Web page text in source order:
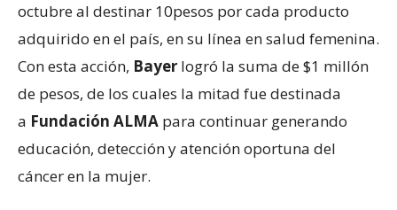
octubre al destinar 10pesos por cada producto
adquirido en el país, en su línea en salud femenina.
Con esta acción, Bayer logró la suma de $1 millón
de pesos, de los cuales la mitad fue destinada
a Fundación ALMA para continuar generando
educación, detección y atención oportuna del
cáncer en la mujer.